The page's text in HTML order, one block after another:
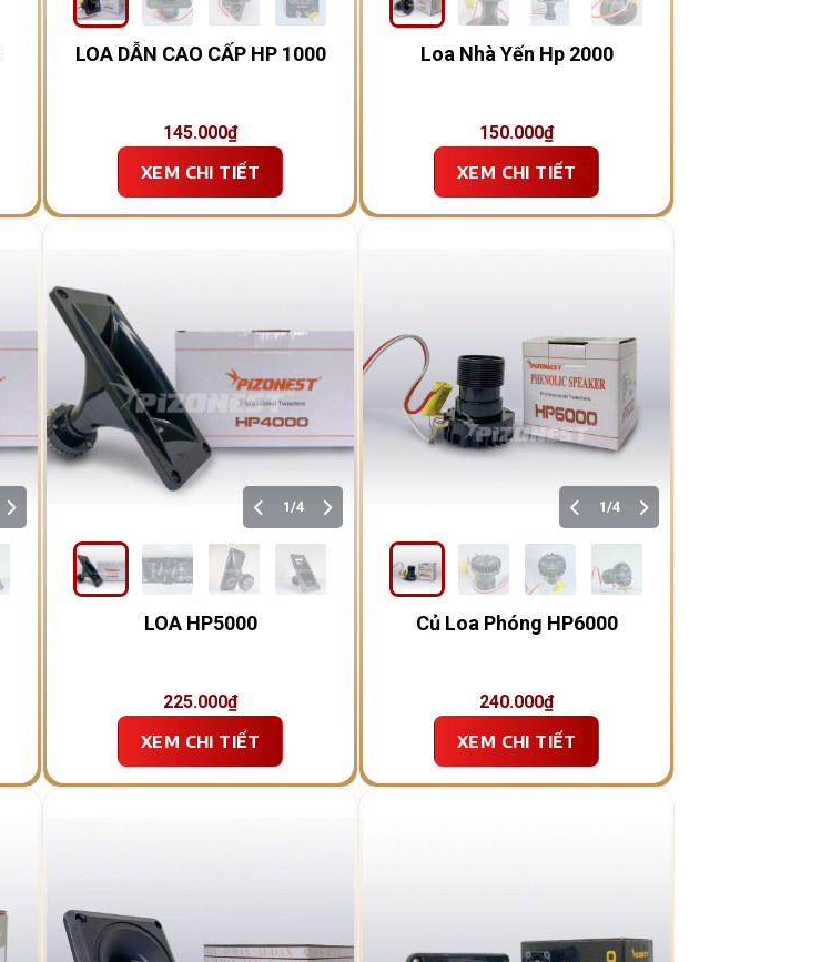
LOA DẪN CAO CẤP HP 1000
145.000₫
XEM CHI TIẾT
Loa Nhà Yến Hp 2000
150.000₫
XEM CHI TIẾT
1/4
LOA HP5000
225.000₫
XEM CHI TIẾT
1/4
Củ Loa Phóng HP6000
240.000₫
XEM CHI TIẾT